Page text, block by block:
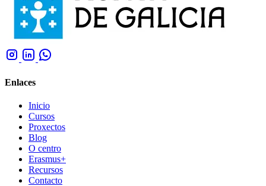
Enlaces
Inicio
Cursos
Proxectos
Blog
O centro
Erasmus+
Recursos
Contacto